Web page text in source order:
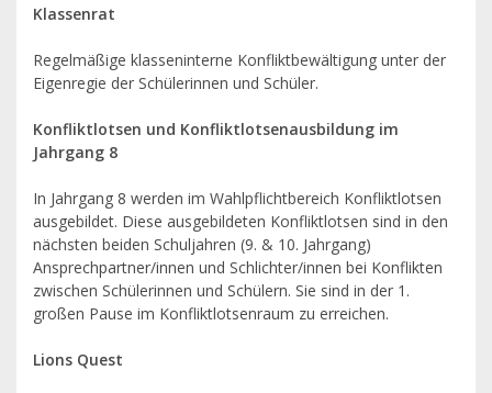
Klassenrat
Regelmäßige klasseninterne Konfliktbewältigung unter der
Eigenregie der Schülerinnen und Schüler.
Konfliktlotsen und Konfliktlotsenausbildung im
Jahrgang 8
In Jahrgang 8 werden im Wahlpflichtbereich Konfliktlotsen
ausgebildet. Diese ausgebildeten Konfliktlotsen sind in den
nächsten beiden Schuljahren (9. & 10. Jahrgang)
Ansprechpartner/innen und Schlichter/innen bei Konflikten
zwischen Schülerinnen und Schülern. Sie sind in der 1.
großen Pause im Konfliktlotsenraum zu erreichen.
Lions Quest